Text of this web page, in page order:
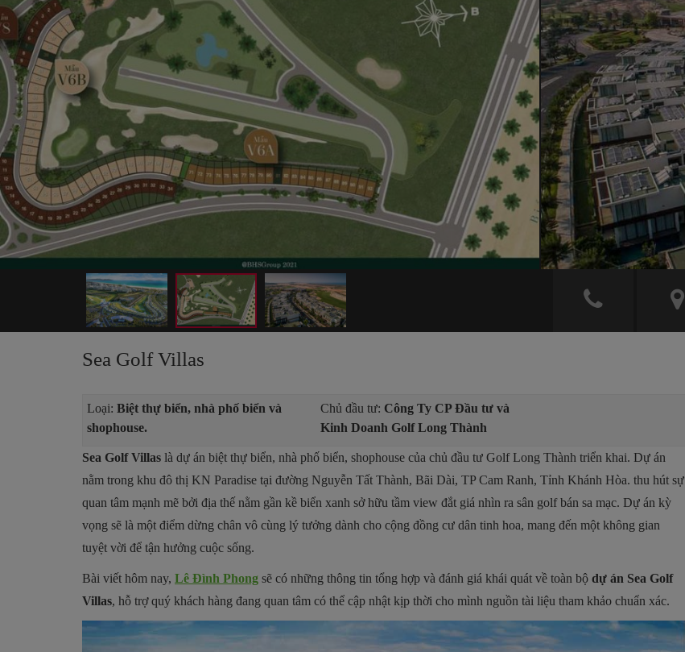
Sea Golf Villas
Loại: Biệt thự biển, nhà phố biển và
shophouse.
Chủ đầu tư: Công Ty CP Đầu tư và
Kinh Doanh Golf Long Thành
Sea Golf Villas là dự án biệt thự biển, nhà phố biển, shophouse của chủ đầu tư Golf Long Thành triển khai. Dự án
nằm trong khu đô thị KN Paradise tại đường Nguyễn Tất Thành, Bãi Dài, TP Cam Ranh, Tỉnh Khánh Hòa. thu hút sự
quan tâm mạnh mẽ bởi địa thế nằm gần kề biển xanh sở hữu tầm view đắt giá nhìn ra sân golf bán sa mạc. Dự án kỳ
vọng sẽ là một điểm dừng chân vô cùng lý tưởng dành cho cộng đồng cư dân tinh hoa, mang đến một không gian
tuyệt vời để tận hưởng cuộc sống.
Bài viết hôm nay, Lê Đình Phong sẽ có những thông tin tổng hợp và đánh giá khái quát về toàn bộ dự án Sea Golf
Villas, hỗ trợ quý khách hàng đang quan tâm có thể cập nhật kịp thời cho mình nguồn tài liệu tham khảo chuẩn xác.